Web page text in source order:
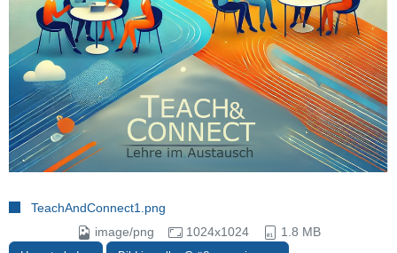
TeachAndConnect1.png
image/png
1024x1024 1.8 MB